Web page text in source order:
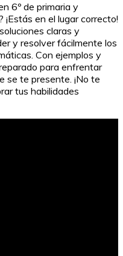
6º de primaria y
en el lugar correcto!
claras y
y resolver fácilmente los
Con ejemplos y
para enfrentar
se te presente. ¡No te
tus habilidades